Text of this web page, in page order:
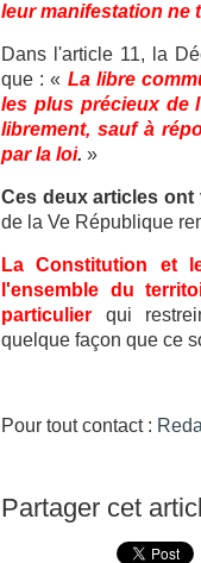
leur manifestation ne
Dans l'article 11, la
que : « La libre
les plus précieux de
librement, sauf à
par la loi. »
Ces deux articles
de la Ve République
La Constitution et
l'ensemble du
particulier qui
quelque façon que ce
Pour tout contact :
Partager cet